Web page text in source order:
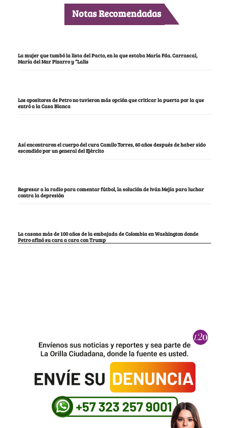
Notas Recomendadas
La mujer que tumbó la lista del Pacto, en la que estaba María Fda. Carrascal,
María del Mar Pizarro y “Lalis
Los opositores de Petro no tuvieron más opción que criticar la puerta por la que
entró a la Casa Blanca
Así encontraron el cuerpo del cura Camilo Torres, 60 años después de haber sido
escondido por un general del Ejército
Regresar a la radio para comentar fútbol, la solución de Iván Mejía para luchar
contra la depresión
La casona más de 100 años de la embajada de Colombia en Washington donde
Petro afinó su cara a cara con Trump